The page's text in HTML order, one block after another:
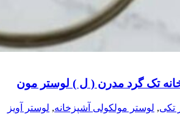
تک گرد مدرن ( ل ) لوستر مون
تکی, لوستر مولکولی آشپزخانه, لوستر آویز